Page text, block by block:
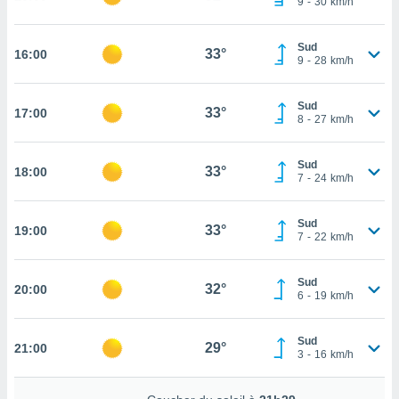
de
votre
le
des
au
16:00 33°
Sud
9 - 28 km/h
17:00 33°
Sud
8 - 27 km/h
18:00 33°
Sud
7 - 24 km/h
19:00 33°
Sud
7 - 22 km/h
20:00 32°
Sud
6 - 19 km/h
21:00 29°
Sud
3 - 16 km/h